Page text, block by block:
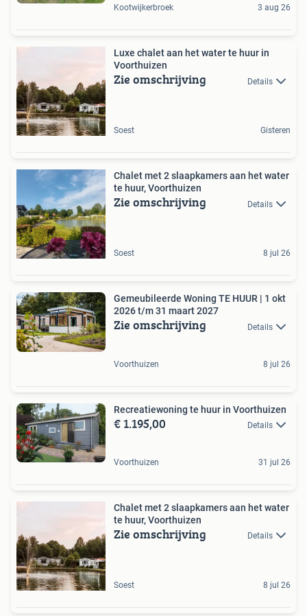
Kootwijkerbroek 3 aug 26
Luxe chalet aan het water te huur in
Voorthuizen
Zie omschrijving Details
Soest Gisteren
Chalet met 2 slaapkamers aan het water
te huur, Voorthuizen
Zie omschrijving Details
Soest 8 jul 26
Gemeubileerde Woning TE HUUR | 1 okt
2026 t/m 31 maart 2027
Zie omschrijving Details
Voorthuizen 8 jul 26
Recreatiewoning te huur in Voorthuizen
€ 1.195,00 Details
Voorthuizen 31 jul 26
Chalet met 2 slaapkamers aan het water
te huur, Voorthuizen
Zie omschrijving Details
Soest 8 jul 26